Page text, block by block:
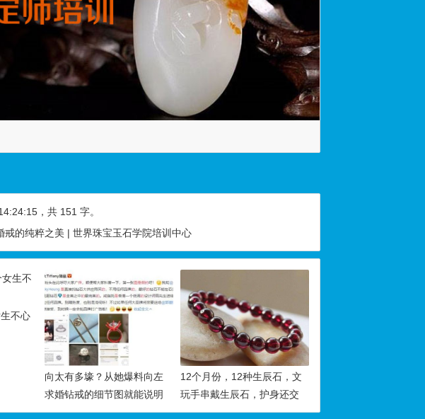
，共 151 字。
的纯粹之美 | 世界珠宝玉石学院培训中心
不心
向太有多壕？从她爆料向左
求婚钻戒的细节图就能说明
一切！
12个月份，12种生辰石，文
玩手串戴生辰石，护身还交
好运！